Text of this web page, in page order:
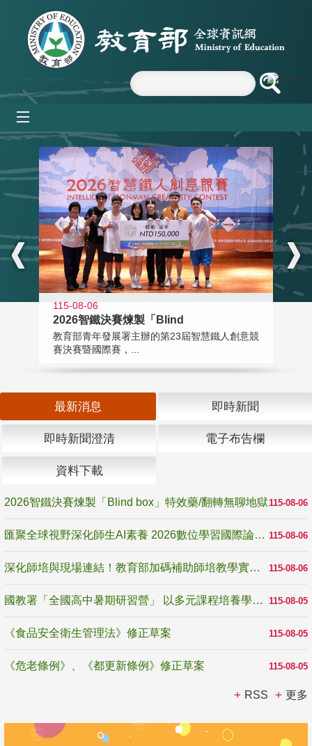
跳到主要內容區塊
:::
115-08-06
2026智鐵決賽煉製「Blind
教育部青年發展署主辦的第23屆智慧鐵人創意競
賽決賽暨國際賽，...
最新消息 即時新聞
即時新聞澄清 電子布告欄
資料下載
115-08-06
2026智鐵決賽煉製「Blind box」特效藥/翻轉無聊地獄
115-08-06
匯聚全球視野深化師生AI素養 2026數位學習國際論壇高雄登場
115-08-06
深化師培與現場連結！教育部加碼補助師培教學實踐研究 10月師培國際研討會交流教學實踐經驗
115-08-05
國教署「全國高中暑期研習營」 以多元課程培養學生瞭解誠信專業與倫理價值
115-08-05
《食品安全衛生管理法》修正草案
115-08-05
《危老條例》、《都更新條例》修正草案
RSS 更多